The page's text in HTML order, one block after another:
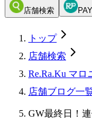
店舗検索 PAY
トップ
店舗検索
Re.Ra.Ku マロ
店舗ブログ一
GW最終日！